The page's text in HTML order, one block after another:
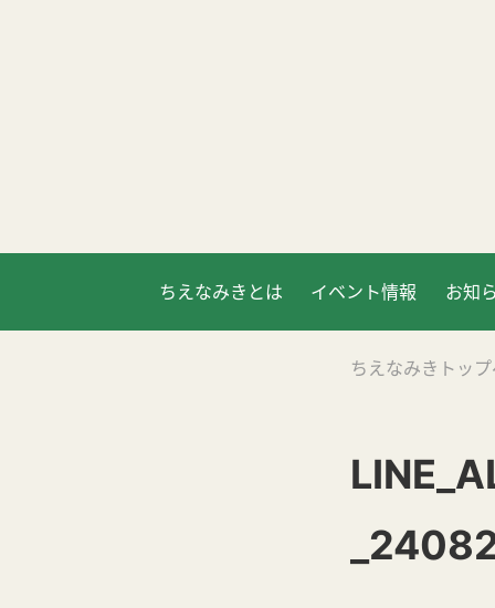
ちえなみきとは イベント情報 お知
ちえなみきトッ